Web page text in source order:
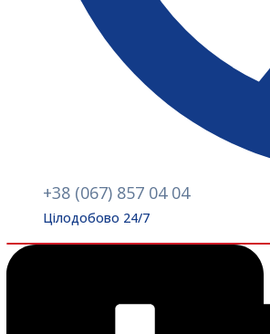
+38 (067) 857 04 04
Цілодобово 24/7